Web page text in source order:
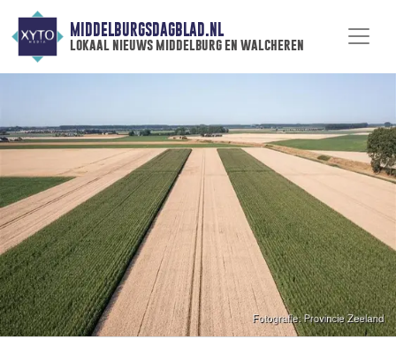
MIDDELBURGSDAGBLAD.NL
lokaal nieuws middelburg en walcheren